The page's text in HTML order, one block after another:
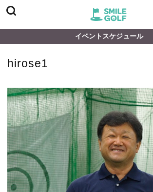
イベントスケジュール
hirose1